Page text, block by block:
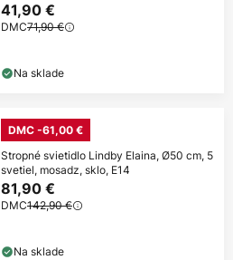
41,90 €
DMC71,90 €
Na sklade
DMC -61,00 €
Stropné svietidlo Lindby Elaina, Ø50 cm, 5
svetiel, mosadz, sklo, E14
81,90 €
DMC142,90 €
Na sklade